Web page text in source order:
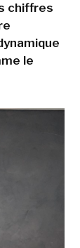
chiffres
le